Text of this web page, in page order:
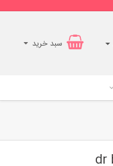
سبد خرید